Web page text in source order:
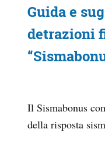
Guida e
detrazioni
Il Sismabonus
della risposta